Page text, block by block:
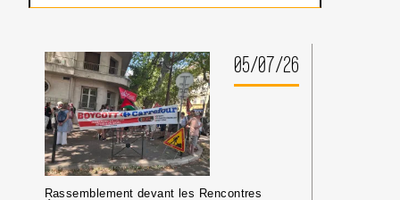
GLOBALIZE
SOLIDARITY05/07/26
Rassemblement devant les Rencontres